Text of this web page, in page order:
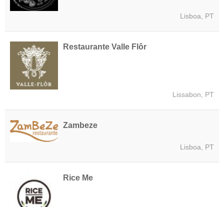
Lisboa, PT
Restaurante Valle Flôr
Lissabon, PT
Zambeze
Lisboa, PT
Rice Me